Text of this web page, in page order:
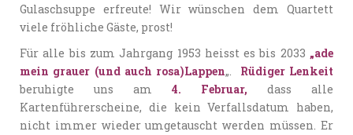
Gulaschsuppe erfreute! Wir wünschen dem Quartett
viele fröhliche Gäste, prost!
Für alle bis zum Jahrgang 1953 heisst es bis 2033 „ade
mein grauer (und auch rosa)Lappen„. Rüdiger Lenkeit
beruhigte uns am
4. Februar,
dass alle
Kartenführerscheine, die kein Verfallsdatum haben,
nicht immer wieder umgetauscht werden müssen. Er